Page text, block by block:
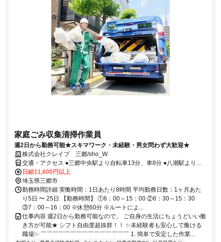
家庭ごみ収集清掃作業員
週2日から勤務可能★スキマワーク・未経験・男女問わず大歓迎★
株式会社クレイブ 三郷/sho_W
交通・アクセス ●三郷中央駅より自転車13分、車8分 ●八潮駅より自
転車18分 ●松戸駅よりバス27分
日給11,600円以上
埼玉県三郷市
勤務時間詳細 実働時間：1日あたり8時間 平均勤務日数：1ヶ月あた
り5日 〜 25日 【勤務時間】 ①6：00～15：00 ②6：30～15：30
③7：00～16：00 ※休憩60分 ※ルートによ...
仕事内容 週2日から勤務可能なので、 ご自身の生活にちょうどいい働
き方が可能★ シフト自由度超抜群！！ ✨未経験者も安心して働ける
職場✨ ￣￣￣￣￣￣￣￣￣￣￣￣￣￣￣ 1. 簡単で安定した作業...